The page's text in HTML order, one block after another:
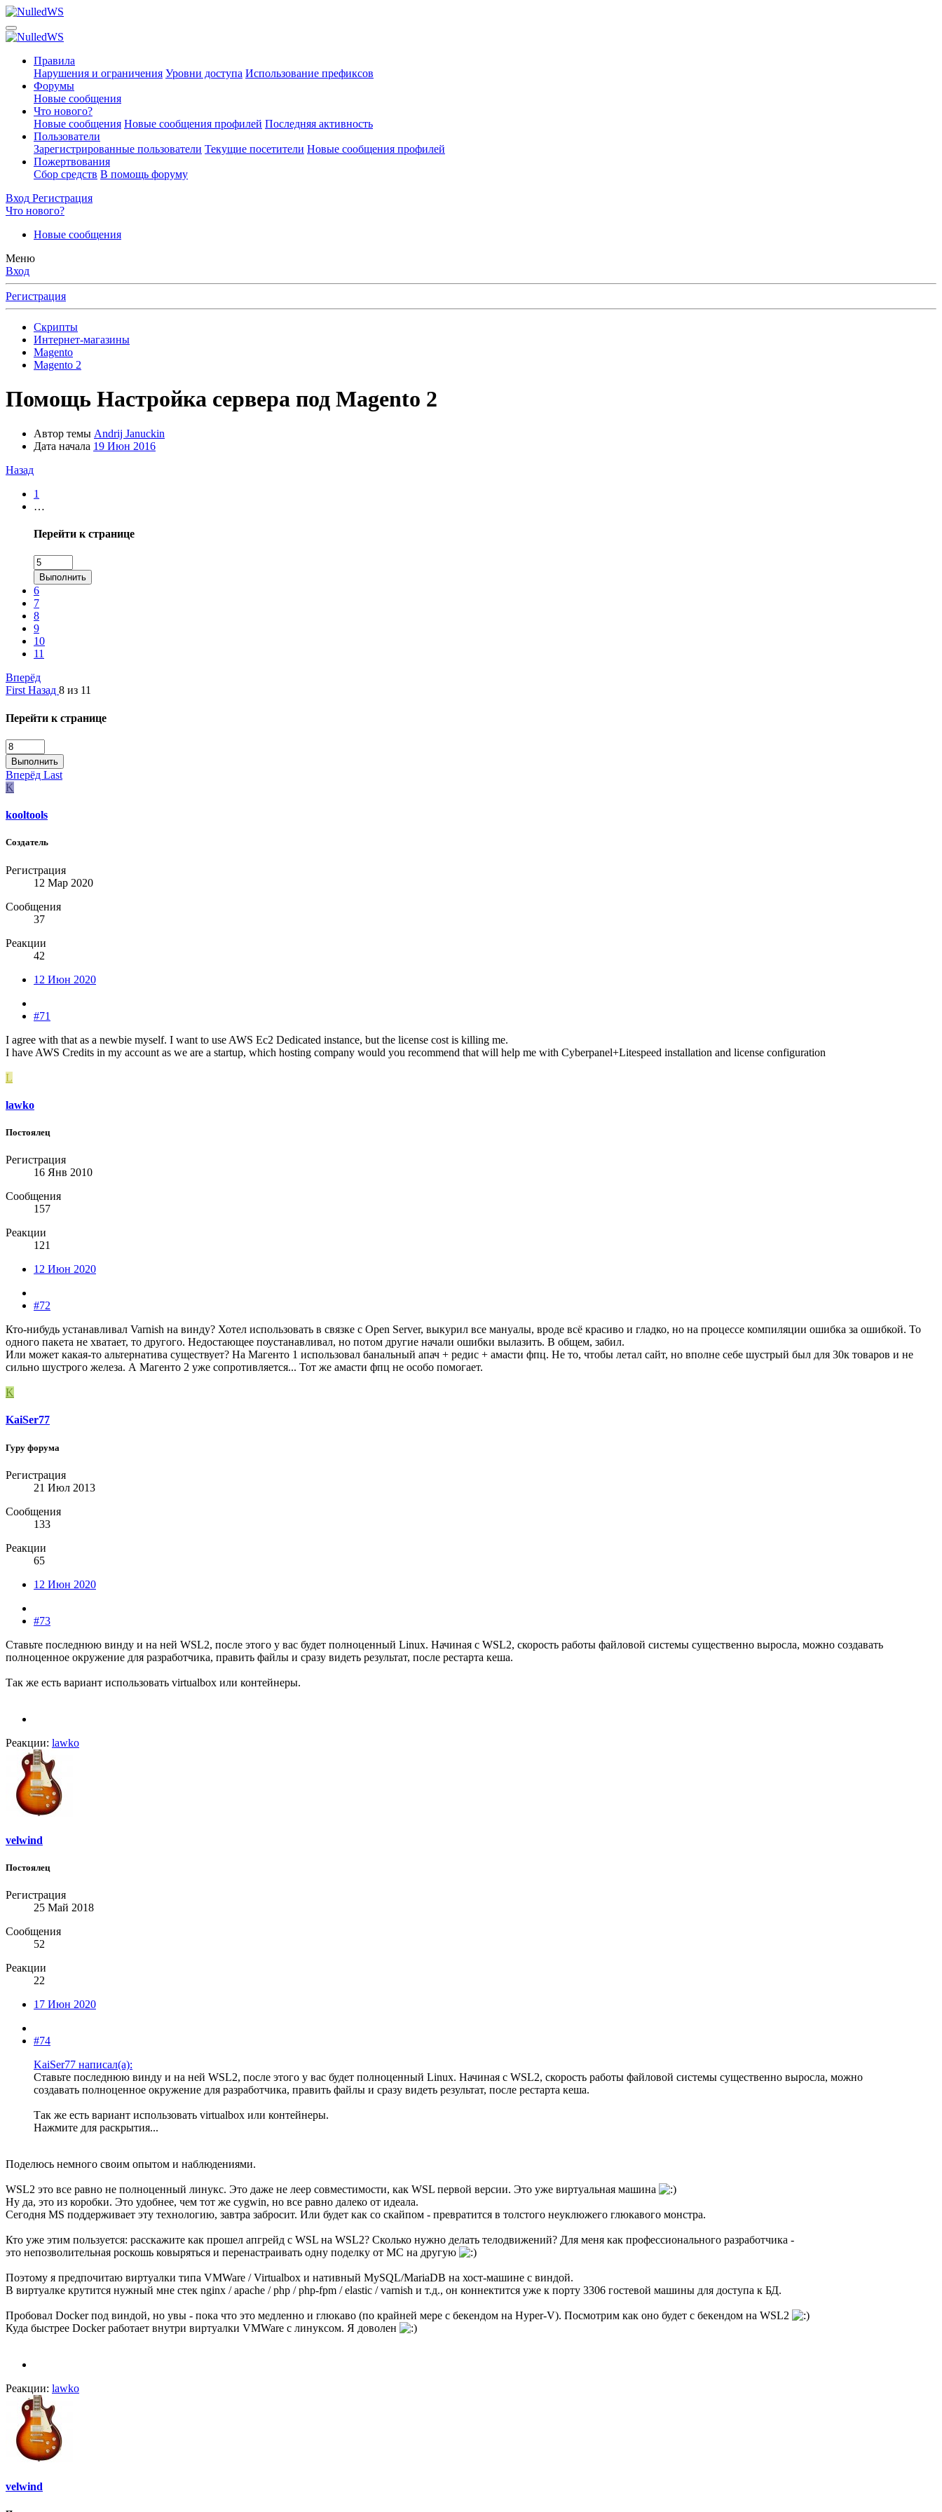
Правила
Нарушения и ограничения Уровни доступа Использование префиксов
Форумы
Новые сообщения
Что нового?
Новые сообщения Новые сообщения профилей Последняя активность
Пользователи
Зарегистрированные пользователи Текущие посетители Новые сообщения профилей
Пожертвования
Сбор средств В помощь форуму
Вход Регистрация
Что нового?
Новые сообщения
Меню
Вход
Регистрация
Скрипты
Интернет-магазины
Magento
Magento 2
Помощь Настройка сервера под Magento 2
Автор темы Andrij Januckin
Дата начала 19 Июн 2016
Назад
1
…
Перейти к странице
Выполнить
6
7
8
9
10
11
Вперёд
First Назад 8 из 11
Перейти к странице
Выполнить
Вперёд Last
K
kooltools
Создатель
Регистрация
12 Мар 2020
Сообщения
37
Реакции
42
12 Июн 2020
#71
I agree with that as a newbie myself. I want to use AWS Ec2 Dedicated instance, but the license cost is killing me.
I have AWS Credits in my account as we are a startup, which hosting company would you recommend that will help me with Cyberpanel+Litespeed installation and license configuration
L
lawko
Постоялец
Регистрация
16 Янв 2010
Сообщения
157
Реакции
121
12 Июн 2020
#72
Кто-нибудь устанавливал Varnish на винду? Хотел использовать в связке с Open Server, выкурил все мануалы, вроде всё красиво и гладко, но на процессе компиляции ошибка за ошибкой. То
одного пакета не хватает, то другого. Недостающее поустанавливал, но потом другие начали ошибки вылазить. В общем, забил.
Или может какая-то альтернатива существует? На Магенто 1 использовал банальный апач + редис + амасти фпц. Не то, чтобы летал сайт, но вполне себе шустрый был для 30к товаров и не
сильно шустрого железа. А Магенто 2 уже сопротивляется... Тот же амасти фпц не особо помогает.
K
KaiSer77
Гуру форума
Регистрация
21 Июл 2013
Сообщения
133
Реакции
65
12 Июн 2020
#73
Ставьте последнюю винду и на ней WSL2, после этого у вас будет полноценный Linux. Начиная с WSL2, скорость работы файловой системы существенно выросла, можно создавать
полноценное окружение для разработчика, править файлы и сразу видеть результат, после рестарта кеша.
Так же есть вариант использовать virtualbox или контейнеры.
Реакции: lawko
velwind
Постоялец
Регистрация
25 Май 2018
Сообщения
52
Реакции
22
17 Июн 2020
#74
KaiSer77 написал(а):
Ставьте последнюю винду и на ней WSL2, после этого у вас будет полноценный Linux. Начиная с WSL2, скорость работы файловой системы существенно выросла, можно
создавать полноценное окружение для разработчика, править файлы и сразу видеть результат, после рестарта кеша.
Так же есть вариант использовать virtualbox или контейнеры.
Нажмите для раскрытия...
Поделюсь немного своим опытом и наблюдениями.
WSL2 это все равно не полноценный линукс. Это даже не леер совместимости, как WSL первой версии. Это уже виртуальная машина
Ну да, это из коробки. Это удобнее, чем тот же cygwin, но все равно далеко от идеала.
Сегодня MS поддерживает эту технологию, завтра забросит. Или будет как со скайпом - превратится в толстого неуклюжего глюкавого монстра.
Кто уже этим пользуется: расскажите как прошел апгрейд с WSL на WSL2? Сколько нужно делать телодвижений? Для меня как профессионального разработчика -
это непозволительная роскошь ковыряться и перенастраивать одну поделку от МС на другую
Поэтому я предпочитаю виртуалки типа VMWare / Virtualbox и нативный MySQL/MariaDB на хост-машине с виндой.
В виртуалке крутится нужный мне стек nginx / apache / php / php-fpm / elastic / varnish и т.д., он коннектится уже к порту 3306 гостевой машины для доступа к БД.
Пробовал Docker под виндой, но увы - пока что это медленно и глюкаво (по крайней мере с бекендом на Hyper-V). Посмотрим как оно будет с бекендом на WSL2
Куда быстрее Docker работает внутри виртуалки VMWare с линуксом. Я доволен
Реакции: lawko
velwind